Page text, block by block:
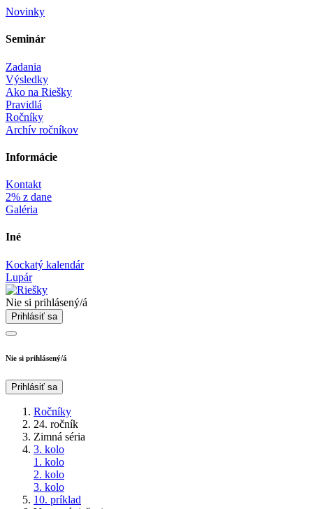
Novinky
Seminár‎
Zadania
Výsledky
Ako na Riešky
Pravidlá
Ročníky
Archív ročníkov
Informácie‎
Kontakt
2% z dane
Galéria
Iné
Kockatý kalendár
Lupár
Nie si prihlásený/á
Prihlásiť sa
Nie si prihlásený/á
Prihlásiť sa
Ročníky
24. ročník
Zimná séria
3. kolo
1. kolo
2. kolo
3. kolo
10. príklad